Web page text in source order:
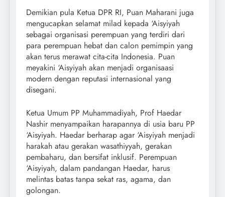
Demikian pula Ketua DPR RI, Puan Maharani juga
mengucapkan selamat milad kepada ‘Aisyiyah
sebagai organisasi perempuan yang terdiri dari
para perempuan hebat dan calon pemimpin yang
akan terus merawat cita-cita Indonesia. Puan
meyakini ‘Aisyiyah akan menjadi organisaasi
modern dengan reputasi internasional yang
disegani.
Ketua Umum PP Muhammadiyah, Prof Haedar
Nashir menyampaikan harapannya di usia baru PP
‘Aisyiyah. Haedar berharap agar ‘Aisyiyah menjadi
harakah atau gerakan wasathiyyah, gerakan
pembaharu, dan bersifat inklusif. Perempuan
‘Aisyiyah, dalam pandangan Haedar, harus
melintas batas tanpa sekat ras, agama, dan
golongan.